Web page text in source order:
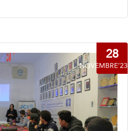
28
NOVEMBRE’23